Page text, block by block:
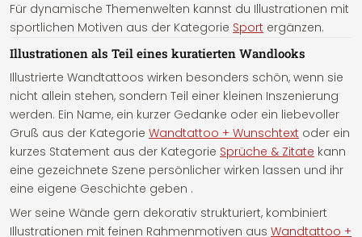
Für dynamische Themenwelten kannst du Illustrationen mit
sportlichen Motiven aus der Kategorie Sport ergänzen.
Illustrationen als Teil eines kuratierten Wandlooks
Illustrierte Wandtattoos wirken besonders schön, wenn sie
nicht allein stehen, sondern Teil einer kleinen Inszenierung
werden. Ein Name, ein kurzer Gedanke oder ein liebevoller
Gruß aus der Kategorie Wandtattoo + Wunschtext oder ein
kurzes Statement aus der Kategorie Sprüche & Zitate kann
eine gezeichnete Szene persönlicher wirken lassen und ihr
eine eigene Geschichte geben .
Wer seine Wände gern dekorativ strukturiert, kombiniert
Illustrationen mit feinen Rahmenmotiven aus Wandtattoo +